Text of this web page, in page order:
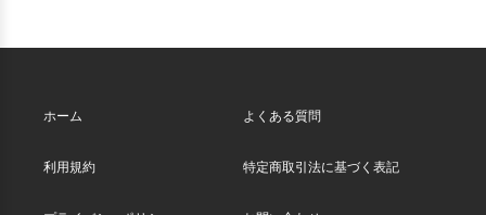
ホーム よくある質問
利用規約 特定商取引法に基づく表記